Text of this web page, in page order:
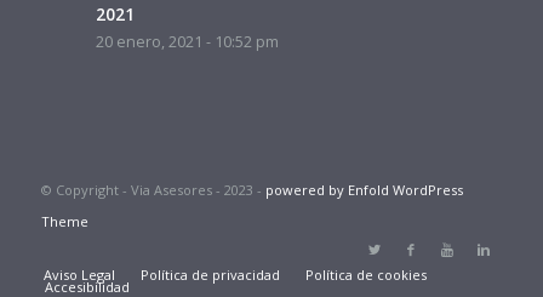
2021
20 enero, 2021 - 10:52 pm
© Copyright - Via Asesores - 2023 - powered by Enfold WordPress
Theme
Aviso Legal Política de privacidad Política de cookies
Accesibilidad